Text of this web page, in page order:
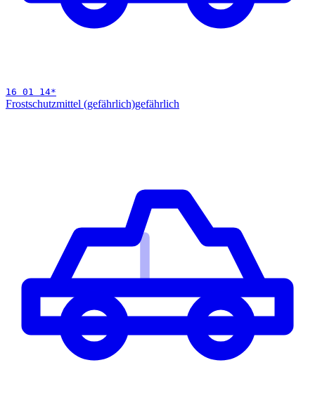
16 01 14*
Frostschutzmittel (gefährlich)gefährlich